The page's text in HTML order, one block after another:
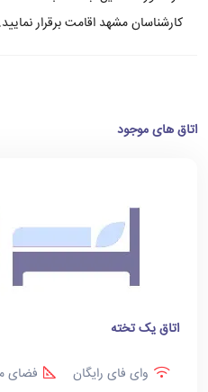
کارشناسان مشهد اقامت برقرار نمایید.
اتاق های موجود
اتاق یک تخته
وای فای رایگان
فضای